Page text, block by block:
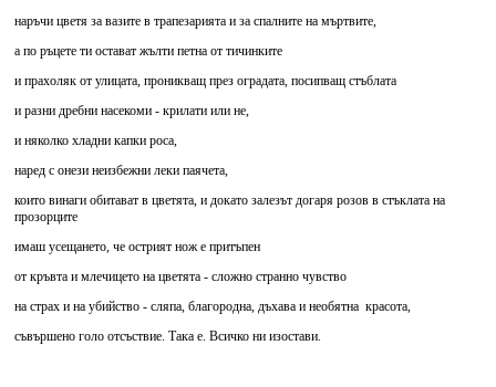
наръчи цветя за вазите в трапезарията и за спалните на мъртвите,
а по ръцете ти остават жълти петна от тичинките
и прахоляк от улицата, проникващ през оградата, посипващ стъблата
и разни дребни насекоми - крилати или не,
и няколко хладни капки роса,
наред с онези неизбежни леки паячета,
които винаги обитават в цветята, и докато залезът догаря розов в стъклата на
прозорците
имаш усещането, че острият нож е притъпен
от кръвта и млечицето на цветята - сложно странно чувство
на страх и на убийство - сляпа, благородна, дъхава и необятна красота,
съвършено голо отсъствие. Така е. Всичко ни изостави.